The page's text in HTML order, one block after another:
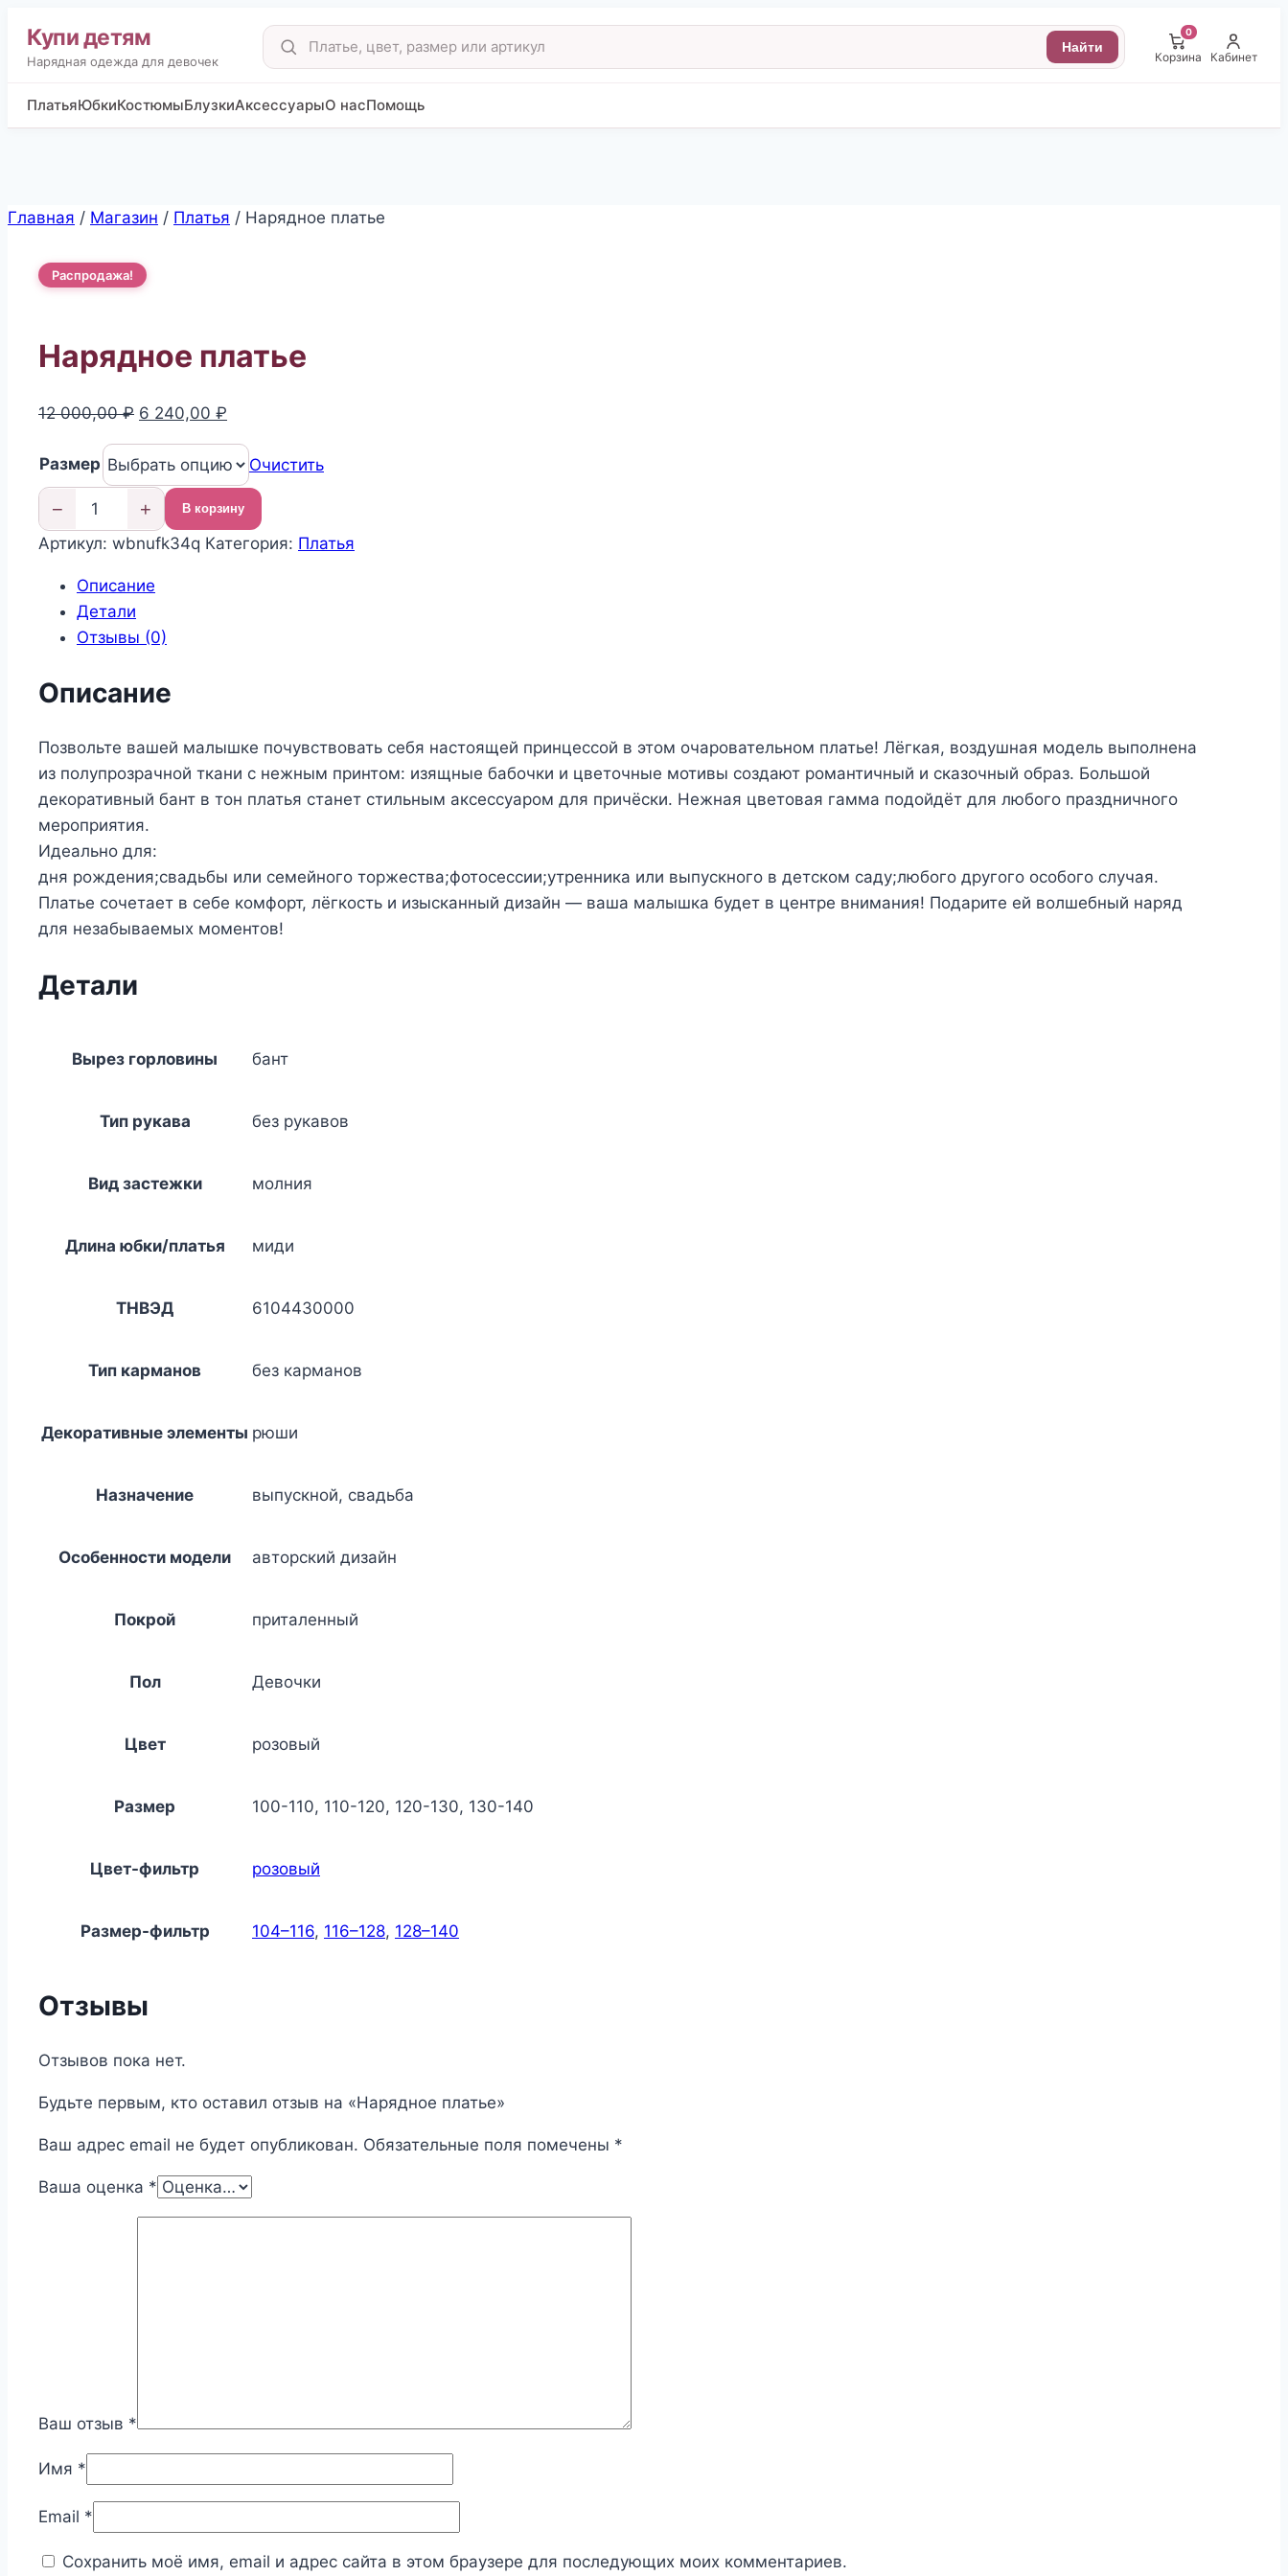
Купи детям
Нарядная одежда для девочек
Поиск
Найти
0
Корзина Кабинет
ПлатьяЮбкиКостюмыБлузкиАксессуарыО насПомощь
Перейти
содержимому
Главная / Магазин / Платья / Нарядное платье
Распродажа!
Нарядное платье
12 000,00₽ Первоначальная
составляла
12
000,00 ₽.
6 240,00 ₽
6
240,00 ₽.
Размер Очистить
Количество
товара
платье
− + В корзину
Артикул: wbnufk34q Категория: Платья
Описание
Детали
Отзывы (0)
Описание
Позвольте вашей малышке почувствовать себя настоящей принцессой в этом очаровательном платье! Лёгкая, воздушная модель выполнена
из полупрозрачной ткани с нежным принтом: изящные бабочки и цветочные мотивы создают романтичный и сказочный образ. Большой
декоративный бант в тон платья станет стильным аксессуаром для причёски. Нежная цветовая гамма подойдёт для любого праздничного
мероприятия.
Идеально для:
дня рождения;свадьбы или семейного торжества;фотосессии;утренника или выпускного в детском саду;любого другого особого случая.
Платье сочетает в себе комфорт, лёгкость и изысканный дизайн — ваша малышка будет в центре внимания! Подарите ей волшебный наряд
для незабываемых моментов!
Детали
Вырез горловины бант
Тип рукава без рукавов
Вид застежки молния
Длина юбки/платья миди
ТНВЭД 6104430000
Тип карманов без карманов
Декоративные элементы рюши
Назначение выпускной, свадьба
Особенности модели авторский дизайн
Покрой приталенный
Пол Девочки
Цвет розовый
Размер 100-110, 110-120, 120-130, 130-140
Цвет-фильтр розовый
Размер-фильтр 104–116, 116–128, 128–140
Отзывы
Отзывов пока нет.
Будьте первым, кто оставил отзыв на «Нарядное платье»
Ваш адрес email не будет опубликован. Обязательные поля помечены *
Ваша оценка *
Ваш отзыв *
Имя *
Email *
Сохранить моё имя, email и адрес сайта в этом браузере для последующих моих комментариев.